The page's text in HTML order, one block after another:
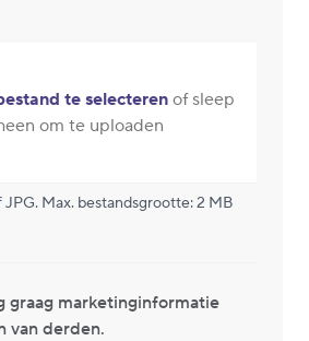
te selecterenof sleep
om te uploaden
JPG. Max. bestandsgrootte: 2 MB
graag marketinginformatie
van derden.